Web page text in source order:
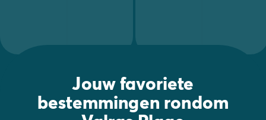
Jouw favoriete
bestemmingen rondom